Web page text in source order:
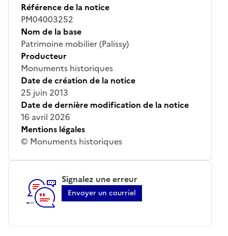
Référence de la notice
PM04003252
Nom de la base
Patrimoine mobilier (Palissy)
Producteur
Monuments historiques
Date de création de la notice
25 juin 2013
Date de dernière modification de la notice
16 avril 2026
Mentions légales
© Monuments historiques
Signalez une erreur
Envoyer un courriel